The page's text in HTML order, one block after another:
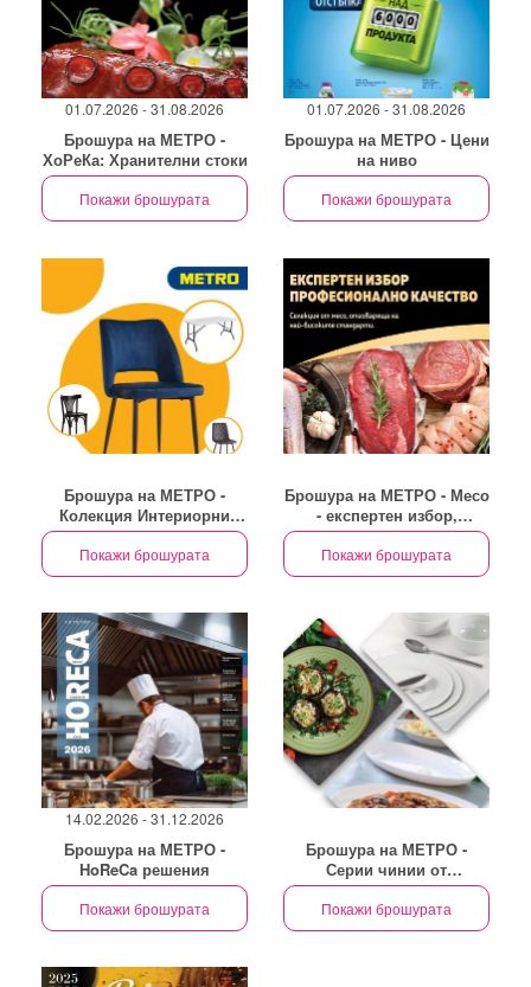
01.07.2026 - 31.08.2026
Брошура на МЕТРО -
ХоРеКа: Хранителни стоки
Покажи брошурата
01.07.2026 - 31.08.2026
Брошура на МЕТРО - Цени
на ниво
Покажи брошурата
Брошура на МЕТРО -
Колекция Интериорни
мебели
Покажи брошурата
Брошура на МЕТРО - Месо
- експертен избор,
професионално качество
Покажи брошурата
14.02.2026 - 31.12.2026
Брошура на МЕТРО -
HoReCa решения
Покажи брошурата
Брошура на МЕТРО -
Серии чинии от
собствените марки
Покажи брошурата